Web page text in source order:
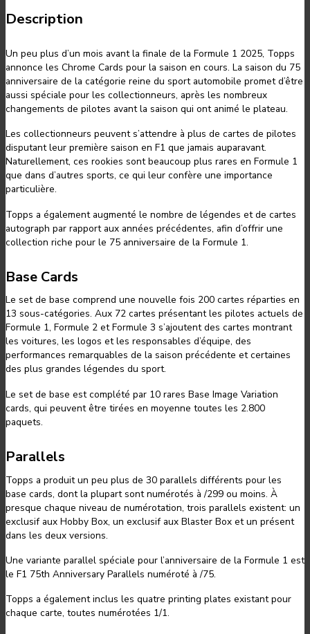
Description
Un peu plus d’un mois avant la finale de la Formule 1 2025, Topps
annonce les Chrome Cards pour la saison en cours. La saison du 75
anniversaire de la catégorie reine du sport automobile promet d’être
aussi spéciale pour les collectionneurs, après les nombreux
changements de pilotes avant la saison qui ont animé le plateau.
Les collectionneurs peuvent s’attendre à plus de cartes de pilotes
disputant leur première saison en F1 que jamais auparavant.
Naturellement, ces rookies sont beaucoup plus rares en Formule 1
que dans d’autres sports, ce qui leur confère une importance
particulière.
Topps a également augmenté le nombre de légendes et de cartes
autograph par rapport aux années précédentes, afin d’offrir une
collection riche pour le 75 anniversaire de la Formule 1.
Base Cards
Le set de base comprend une nouvelle fois 200 cartes réparties en
13 sous-catégories. Aux 72 cartes présentant les pilotes actuels de
Formule 1, Formule 2 et Formule 3 s’ajoutent des cartes montrant
les voitures, les logos et les responsables d’équipe, des
performances remarquables de la saison précédente et certaines
des plus grandes légendes du sport.
Le set de base est complété par 10 rares Base Image Variation
cards, qui peuvent être tirées en moyenne toutes les 2.800
paquets.
Parallels
Topps a produit un peu plus de 30 parallels différents pour les
base cards, dont la plupart sont numérotés à /299 ou moins. À
presque chaque niveau de numérotation, trois parallels existent: un
exclusif aux Hobby Box, un exclusif aux Blaster Box et un présent
dans les deux versions.
Une variante parallel spéciale pour l’anniversaire de la Formule 1 est
le F1 75th Anniversary Parallels numéroté à /75.
Topps a également inclus les quatre printing plates existant pour
chaque carte, toutes numérotées 1/1.